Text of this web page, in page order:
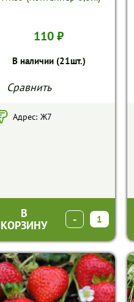
110 ₽
В наличии (21шт.)
Сравнить
Адрес: Ж7
В
КОРЗИНУ
-